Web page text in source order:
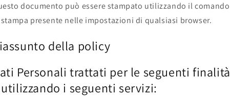
documento può essere stampato utilizzando il comando
presente nelle impostazioni di qualsiasi browser.
della policy
Personali trattati per le seguenti finalità
i seguenti servizi: